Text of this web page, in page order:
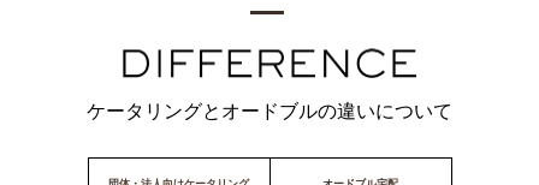
ケータリングとオードブルの違いについて